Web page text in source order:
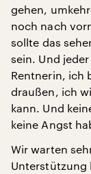
gehen,
noch nach
sollte das
sein. Und
Rentnerin, ich
draußen, ich
kann. Und
keine Angst
Wir warten
Unterstützung